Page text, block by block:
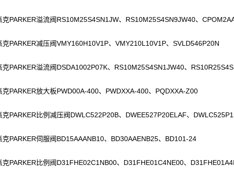
克PARKER溢流阀 RS10M25S4SN1JW、 RS10M25S4SN9JW40、
克PARKER减压阀 VMY160H10V1P、 VMY210L10V1P、 SVLD546P20N
克PARKER溢流阀 DSDA1002P07K、 RS10M25S4SN1JW40、
克PARKER放大板PWD00A-400、 PWDXXA-400、 PQDXXA-Z00
克PARKER比例减压阀 DWLC522P20B、 DWEE527P20ELAF、
克PARKER伺服阀 BD15AAANB10、 BD30AAENB25、 BD101-24
克PARKER比例阀 D31FHE02C1NB00、 D31FHE01C4NE00、